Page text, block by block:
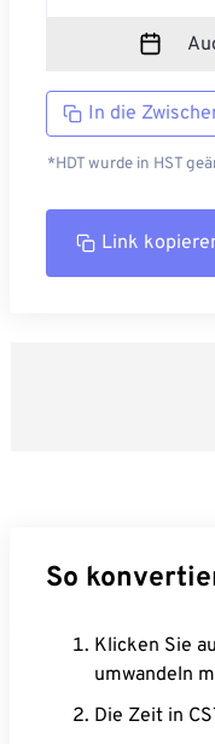
In die
*HDT wurde in HST
Link
So
Klicken Sie
umwandeln
Die Zeit in